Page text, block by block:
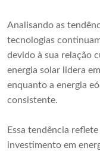
Analisando as
tecnologias
devido à sua relação
energia solar lidera
enquanto a energia
consistente.
Essa tendência
investimento em